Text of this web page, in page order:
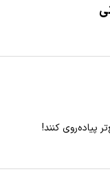
پیاده‌روی کنند!